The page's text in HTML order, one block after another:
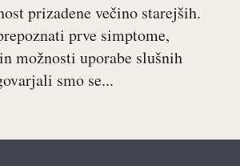
prizadene večino starejših.
prve simptome,
možnosti uporabe slušnih
smo se...